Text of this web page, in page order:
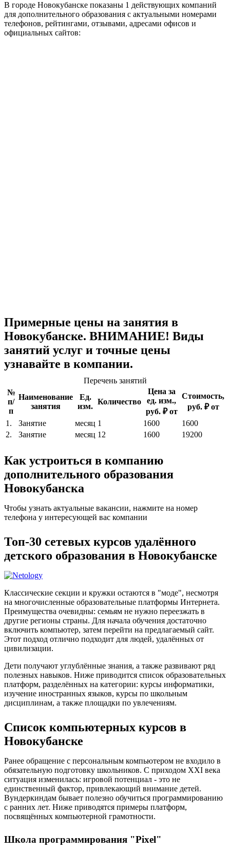
В городе Новокубанске показаны 1 действующих компаний
для дополнительного образования с актуальными номерами
телефонов, рейтингами, отзывами, адресами офисов и
официальных сайтов:
Примерные цены на занятия в
Новокубанске. ВНИМАНИЕ! Виды
занятий услуг и точные цены
узнавайте в компании.
Перечень занятий
№
п/
п
Наименование
занятия
Ед.
изм.
Количество
Цена за
ед. изм.,
руб. ₽ от
Стоимость,
руб. ₽ от
1.
Занятие месяц 1 1600
1600
2.
Занятие месяц 12 1600 19200
Как устроиться в компанию
дополнительного образования
Новокубанска
Чтобы узнать актуальные вакансии, нажмите на номер
телефона у интересующей вас компании
Топ-30 сетевых курсов удалённого
детского образования в Новокубанске
Классические секции и кружки остаются в "моде", несмотря
на многочисленные образовательные платформы Интернета.
Преимущества очевидны: семьям не нужно переезжать в
другие регионы страны. Для начала обучения достаточно
включить компьютер, затем перейти на предлагаемый сайт.
Этот подход отлично подходит для людей, удалённых от
цивилизации.
Дети получают углублённые знания, а также развивают ряд
полезных навыков. Ниже приводится список образовательных
платформ, разделённых на категории: курсы информатики,
изучение иностранных языков, курсы по школьным
дисциплинам, а также площадки по увлечениям.
Список компьютерных курсов в
Новокубанске
Ранее обращение с персональным компьютером не входило в
обязательную подготовку школьников. С приходом XXI века
ситуация изменилась: игровой потенциал - это не
единственный фактор, привлекающий внимание детей.
Вундеркиндам бывает полезно обучиться программированию
с ранних лет. Ниже приводятся примеры платформ,
посвящённых компьютерной грамотности.
Школа программирования "Pixel"